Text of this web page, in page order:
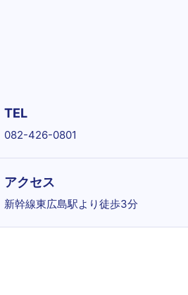
TEL
082-426-0801
アクセス
新幹線東広島駅より徒歩3分